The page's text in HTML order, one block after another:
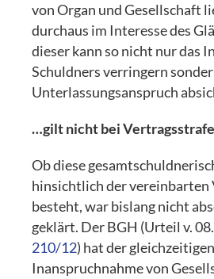
von Organ und Gesellschaft
durchaus im Interesse des
dieser kann so nicht nur das
Schuldners verringern
Unterlassungsanspruch
…gilt nicht bei Vertragsstrafe
Ob diese
hinsichtlich der vereinbarten
besteht, war bislang nicht
geklärt. Der BGH (Urteil v.
210/12) hat der gleichzeitigen
Inanspruchnahme von